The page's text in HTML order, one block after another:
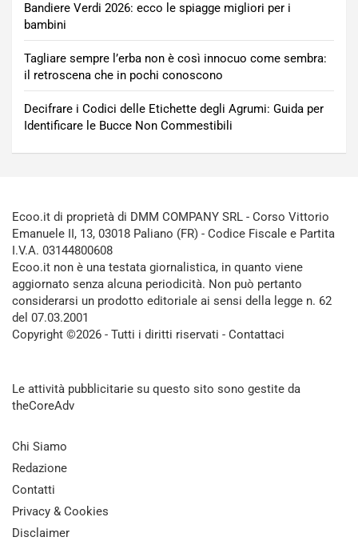
Bandiere Verdi 2026: ecco le spiagge migliori per i
bambini
Tagliare sempre l’erba non è così innocuo come sembra:
il retroscena che in pochi conoscono
Decifrare i Codici delle Etichette degli Agrumi: Guida per
Identificare le Bucce Non Commestibili
Ecoo.it di proprietà di DMM COMPANY SRL - Corso Vittorio
Emanuele II, 13, 03018 Paliano (FR) - Codice Fiscale e Partita
I.V.A. 03144800608
Ecoo.it non è una testata giornalistica, in quanto viene
aggiornato senza alcuna periodicità. Non può pertanto
considerarsi un prodotto editoriale ai sensi della legge n. 62
del 07.03.2001
Copyright ©2026 - Tutti i diritti riservati - Contattaci
Le attività pubblicitarie su questo sito sono gestite da
theCoreAdv
Chi Siamo
Redazione
Contatti
Privacy & Cookies
Disclaimer